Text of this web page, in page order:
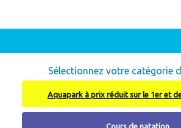
Sélectionnez votre catégorie
Aquapark à prix réduit sur le 1er et
Cours de natation